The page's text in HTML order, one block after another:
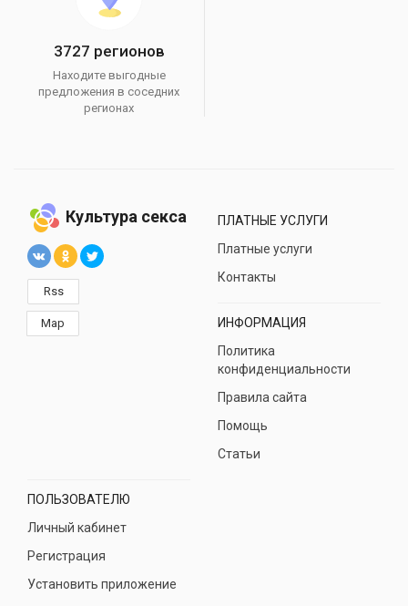
3727 регионов
Находите выгодные
предложения в соседних
регионах
Культура секса
Rss
Map
ПЛАТНЫЕ УСЛУГИ
Платные услуги
Контакты
ИНФОРМАЦИЯ
Политика
конфиденциальности
Правила сайта
Помощь
Статьи
ПОЛЬЗОВАТЕЛЮ
Личный кабинет
Регистрация
Установить приложение